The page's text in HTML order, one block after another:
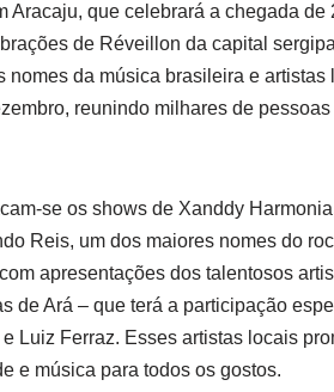
Aracaju, que celebrará a chegada de
de Réveillon da capital
nomes da música brasileira e artistas
reunindo milhares de pessoas
se os shows de Xanddy
Reis, um dos maiores nomes do
apresentações dos talentosos
de Ará – que terá a participação
Luiz Ferraz. Esses artistas locais
e música para todos os gostos.